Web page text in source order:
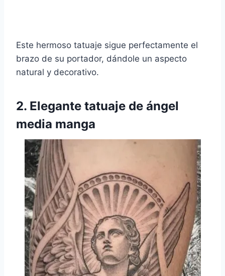
Este hermoso tatuaje sigue perfectamente el
brazo de su portador, dándole un aspecto
natural y decorativo.
2. Elegante tatuaje de ángel
media manga